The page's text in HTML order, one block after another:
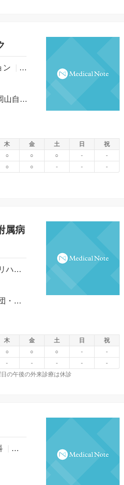
ン 心療内科 | 漢方内科
ＪＲ総社駅から｜徒歩６分又はタクシー３分 岡山自動車道 総社インターから約６キロ 山陽自動車道 倉敷インターから約８キロ
木 金 土 日
祝
○ ○ ○ -
-
○ ○ - -
-
属病
リハビリテーション
山陽本線 岡山駅より｜岡電バス 健康づくり財団・ひらた旭川荘行きで３０分｜「健康づくり財団病院前」下車 山陽本線 北長瀬駅より｜岡電バス 大元駅法務局行きで６分｜「ポリテクセンター岡山入口」下車 徒歩５分 瀬戸大橋線 大元駅より｜岡電バス 健康づくり財団・ひらた旭川荘行きで２０分｜「健康づくり財団病院前」下車
木 金 土 日
祝
○ ○ ○ -
-
- - - -
-
の午後の外来診療は休診
呼吸器内科 | 消化器科